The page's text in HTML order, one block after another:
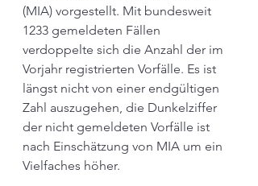
(MIA) vorgestellt. Mit bundesweit
1233 gemeldeten Fällen
verdoppelte sich die Anzahl der im
Vorjahr registrierten Vorfälle. Es ist
längst nicht von einer endgültigen
Zahl auszugehen, die Dunkelziffer
der nicht gemeldeten Vorfälle ist
nach Einschätzung von MIA um ein
Vielfaches höher.